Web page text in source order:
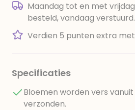
Maandag tot en met vrijdag
besteld, vandaag verstuurd.
Verdien 5 punten extra
Specificaties
Bloemen worden vers
verzonden.